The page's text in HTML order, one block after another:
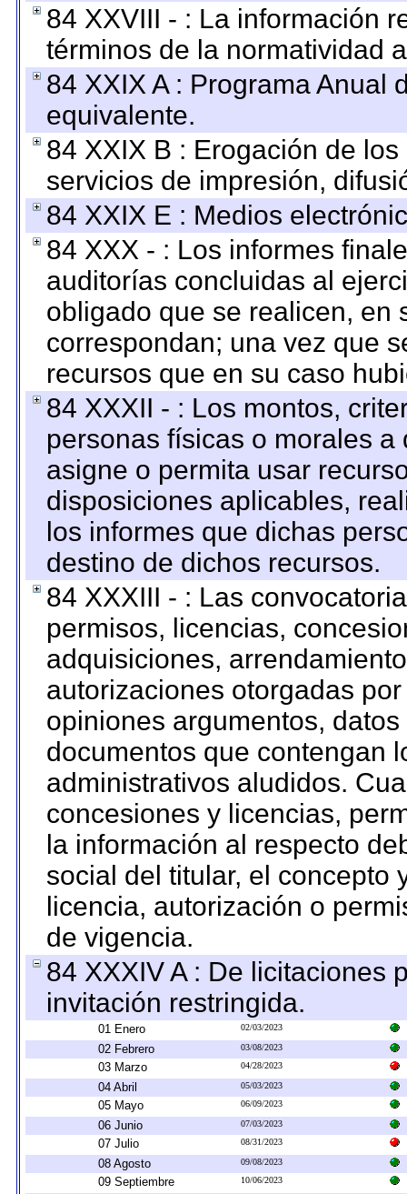
84 XXVIII - : La información
términos de la normatividad
84 XXIX A : Programa Anual
equivalente.
84 XXIX B : Erogación de
servicios de impresión,
84 XXIX E : Medios
84 XXX - : Los informes
auditorías concluidas al
obligado que se realicen, en
correspondan; una vez que
recursos que en su caso
84 XXXII - : Los montos,
personas físicas o morales
asigne o permita usar
disposiciones aplicables,
los informes que dichas
destino de dichos recursos.
84 XXXIII - : Las
permisos, licencias,
adquisiciones,
autorizaciones otorgadas
opiniones argumentos,
documentos que contengan
administrativos aludidos.
concesiones y licencias,
la información al respecto
social del titular, el concepto
licencia, autorización o
de vigencia.
84 XXXIV A : De licitaciones
invitación restringida.
01 Enero 02/03/2023
02 Febrero 03/08/2023
03 Marzo 04/28/2023
04 Abril 05/03/2023
05 Mayo 06/09/2023
06 Junio 07/03/2023
07 Julio 08/31/2023
08 Agosto 09/08/2023
09 Septiembre 10/06/2023